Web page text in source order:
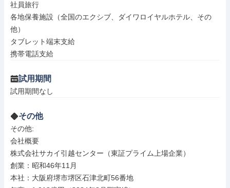
社員旅行
各地保養施設（全国のエクシブ、ダイワロイヤルホテル、その
他）
タブレット端末支給
携帯電話支給
試用期間
試用期間なし
その他
その他:
会社概要
株式会社サカイ引越センター（東証プライム上場企業）
創業：昭和46年11月
本社：大阪府堺市堺区石津北町56番地